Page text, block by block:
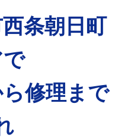
条朝日町
修理まで